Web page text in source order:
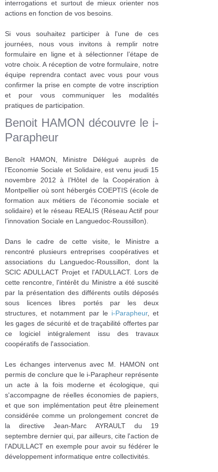
interrogations et surtout de mieux orienter nos
actions en fonction de vos besoins.
Si vous souhaitez participer à l'une de ces
journées, nous vous invitons à remplir notre
formulaire en ligne et à sélectionner l’étape de
votre choix. A réception de votre formulaire, notre
équipe reprendra contact avec vous pour vous
confirmer la prise en compte de votre inscription
et pour vous communiquer les modalités
pratiques de participation.
Benoit HAMON découvre le i-
Parapheur
Benoît HAMON, Ministre Délégué auprès de
l’Economie Sociale et Solidaire, est venu jeudi 15
novembre 2012 à l’Hôtel de la Coopération à
Montpellier où sont hébergés COEPTIS (école de
formation aux métiers de l’économie sociale et
solidaire) et le réseau REALIS (Réseau Actif pour
l’innovation Sociale en Languedoc-Roussillon).
Dans le cadre de cette visite, le Ministre a
rencontré plusieurs entreprises coopératives et
associations du Languedoc-Roussillon, dont la
SCIC ADULLACT Projet et l'ADULLACT. Lors de
cette rencontre, l'intérêt du Ministre a été suscité
par la présentation des différents outils déposés
sous licences libres portés par les deux
structures, et notamment par le i-Parapheur, et
les gages de sécurité et de traçabilité offertes par
ce logiciel intégralement issu des travaux
coopératifs de l'association.
Les échanges intervenus avec M. HAMON ont
permis de conclure que le i-Parapheur représente
un acte à la fois moderne et écologique, qui
s'accompagne de réelles économies de papiers,
et que son implémentation peut être pleinement
considérée comme un prolongement concret de
la directive Jean-Marc AYRAULT du 19
septembre dernier qui, par ailleurs, cite l'action de
l'ADULLACT en exemple pour avoir su fédérer le
développement informatique entre collectivités.